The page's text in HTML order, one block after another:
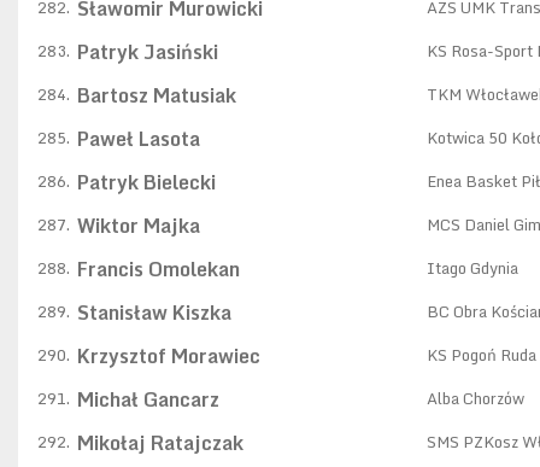
282. Sławomir Murowicki
AZS UMK
283. Patryk Jasiński
KS Rosa-Sport
284. Bartosz Matusiak
TKM
285. Paweł Lasota
Kotwica 50
286. Patryk Bielecki
Enea Basket
287. Wiktor Majka
MCS Daniel
288. Francis Omolekan
Itago Gdynia
289. Stanisław Kiszka
BC Obra
290. Krzysztof Morawiec
KS Pogoń
291. Michał Gancarz
Alba Chorzów
292. Mikołaj Ratajczak
SMS PZKosz